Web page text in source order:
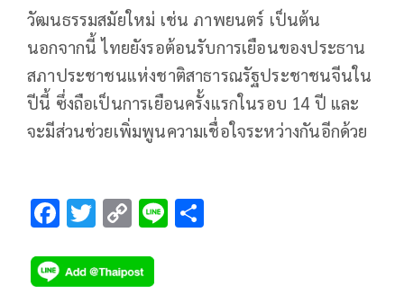
วัฒนธรรมสมัยใหม่ เช่น ภาพยนตร์ เป็นต้น
นอกจากนี้ ไทยยังรอต้อนรับการเยือนของประธาน
สภาประชาชนแห่งชาติสาธารณรัฐประชาชนจีนใน
ปีนี้ ซึ่งถือเป็นการเยือนครั้งแรกในรอบ 14 ปี และ
จะมีส่วนช่วยเพิ่มพูนความเชื่อใจระหว่างกันอีกด้วย
F
e
T
tt
C
p
Li